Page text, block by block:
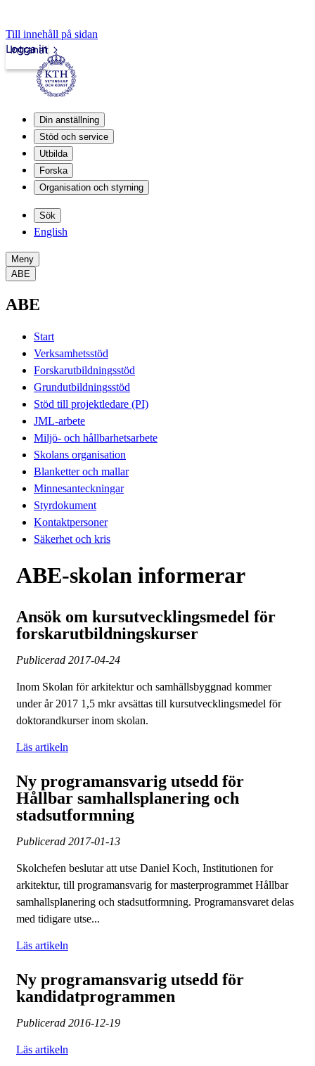
Till innehåll på sidan
Intranät
Logga in
Din anställning
Stöd och service
Utbilda
Forska
Organisation och styrning
Sök
English
Meny
ABE
ABE
Start
Verksamhetsstöd
Forskarutbildningsstöd
Grundutbildningsstöd
Stöd till projektledare (PI)
JML-arbete
Miljö- och hållbarhetsarbete
Skolans organisation
Blanketter och mallar
Minnesanteckningar
Styrdokument
Kontaktpersoner
Säkerhet och kris
ABE-skolan informerar
Ansök om kursutvecklingsmedel för
forskarutbildningskurser
Publicerad 2017-04-24
Inom Skolan för arkitektur och samhällsbyggnad kommer
under år 2017 1,5 mkr avsättas till kursutvecklingsmedel för
doktorandkurser inom skolan.
Läs artikeln
Ny programansvarig utsedd för
Hållbar samhallsplanering och
stadsutformning
Publicerad 2017-01-13
Skolchefen beslutar att utse Daniel Koch, Institutionen for
arkitektur, till programansvarig for masterprogrammet Hållbar
samhallsplanering och stadsutformning. Programansvaret delas
med tidigare utse...
Läs artikeln
Ny programansvarig utsedd för
kandidatprogrammen
Publicerad 2016-12-19
Läs artikeln